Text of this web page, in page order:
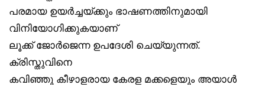
പരമായ ഉയർച്ചയ്ക്കും ഭാഷണത്തിനുമായി
വിനിയോഗിക്കുകയാണ്
ലൂക്ക് ജോർജെന്ന ഉപദേശി ചെയ്യുന്നത്.
ക്രിസ്തുവിനെ
കവിഞ്ഞു കീഴാളരായ കേരള മക്കളെയും അയാൾ